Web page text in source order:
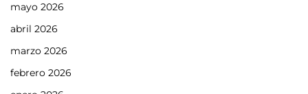
mayo 2026
abril 2026
marzo 2026
febrero 2026